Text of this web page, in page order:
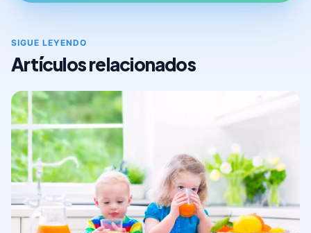
SIGUE LEYENDO
Artículos relacionados